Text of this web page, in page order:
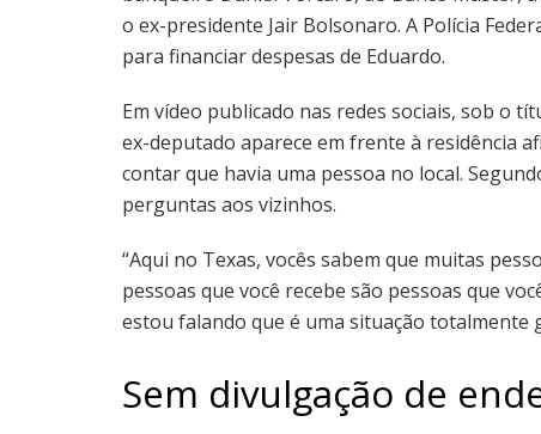
o ex-presidente Jair Bolsonaro. A Polícia
para financiar despesas de Eduardo.
Em vídeo publicado nas redes sociais, sob o
ex-deputado aparece em frente à residência
contar que havia uma pessoa no local.
perguntas aos vizinhos.
“Aqui no Texas, vocês sabem que muitas
pessoas que você recebe são pessoas que
estou falando que é uma situação totalmente
Sem divulgação de